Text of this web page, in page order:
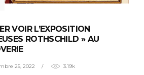
VOIR L’EXPOSITION
ROTHSCHILD » AU
25, 2022 3.19k